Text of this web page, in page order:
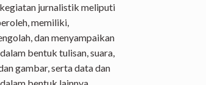
jurnalistik meliputi
memiliki,
dan menyampaikan
bentuk tulisan, suara,
gambar, serta data dan